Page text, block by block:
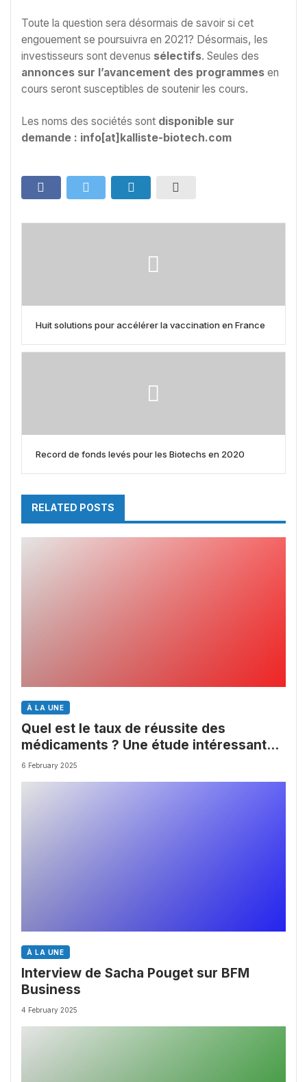
Toute la question sera désormais de savoir si cet
engouement se poursuivra en 2021? Désormais, les
investisseurs sont devenus sélectifs. Seules des
annonces sur l’avancement des programmes en
cours seront susceptibles de soutenir les cours.
Les noms des sociétés sont disponible sur
demande : info[at]kalliste-biotech.com
Huit solutions pour accélérer la vaccination en France
Record de fonds levés pour les Biotechs en 2020
RELATED POSTS
À LA UNE
Quel est le taux de réussite des
médicaments ? Une étude intéressante
chez les Big Pharmas
6 February 2025
À LA UNE
Interview de Sacha Pouget sur BFM
Business
4 February 2025